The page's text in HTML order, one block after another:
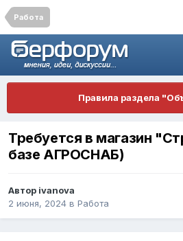
Работа
Правила раздела
Требуется в магазин
базе АГРОСНАБ)
Автор ivanova
2 июня, 2024 в Работа